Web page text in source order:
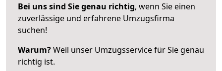
Bei uns sind Sie genau richtig, wenn Sie einen
zuverlässige und erfahrene Umzugsfirma
suchen!
Warum?Weil unser Umzugsservice für Sie genau
richtig ist.